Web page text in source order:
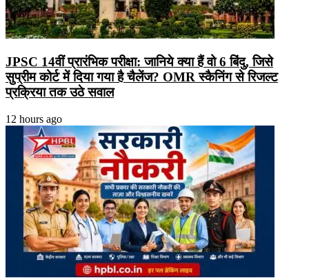
JPSC 14वीं प्रारंभिक परीक्षा: जानिये क्या हैं वो 6 बिंदु, जिसे
सुप्रीम कोर्ट में दिया गया है चैलेंज? OMR स्कैनिंग से रिजल्ट
प्रक्रिया तक उठे सवाल
12 hours ago